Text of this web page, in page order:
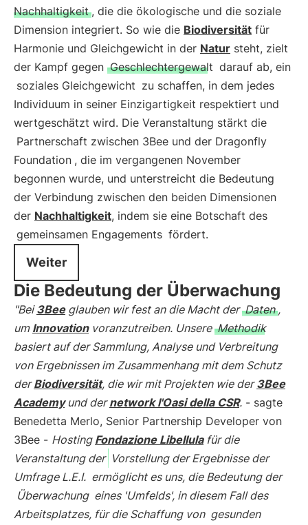
Nachhaltigkeit , die die ökologische und die soziale
Dimension integriert. So wie die Biodiversität für
Harmonie und Gleichgewicht in der Natur steht, zielt
der Kampf gegen Geschlechtergewalt darauf ab, ein
soziales Gleichgewicht zu schaffen, in dem jedes
Individuum in seiner Einzigartigkeit respektiert und
wertgeschätzt wird. Die Veranstaltung stärkt die
Partnerschaft zwischen 3Bee und der Dragonfly
Foundation , die im vergangenen November
begonnen wurde, und unterstreicht die Bedeutung
der Verbindung zwischen den beiden Dimensionen
der Nachhaltigkeit, indem sie eine Botschaft des
gemeinsamen Engagements fördert.
Weiter
Die Bedeutung der Überwachung
"Bei3Beeglauben wir fest an die Macht der Daten ,
um Innovationvoranzutreiben. Unsere Methodik
basiert auf der Sammlung, Analyse und Verbreitung
von Ergebnissen im Zusammenhang mit dem Schutz
derBiodiversität, die wir mit Projekten wie der3Bee
Academyund dernetwork l'Oasi della CSR. - sagte
Benedetta Merlo, Senior Partnership Developer von
3Bee - Hosting Fondazione Libellulafür die
Veranstaltung der Vorstellung der Ergebnisse der
Umfrage L.E.I. ermöglicht es uns, die Bedeutung der
Überwachung eines 'Umfelds', in diesem Fall des
Arbeitsplatzes, für die Schaffung von gesunden